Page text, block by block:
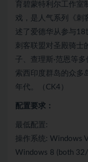
育碧蒙特利尔工作室
戏，是人气系列《刺
述了爱德华从参与18
刺客联盟对圣殿骑士
子、查理斯·范恩等
索西印度群岛的众多
年代。（CK4）
配置要求：
最低配置:
操作系统: Windows
Windows 8 (both